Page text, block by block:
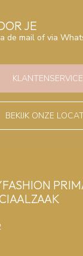
JE
de mail of via
KLANTENSERVICE
BEKIJK ONZE